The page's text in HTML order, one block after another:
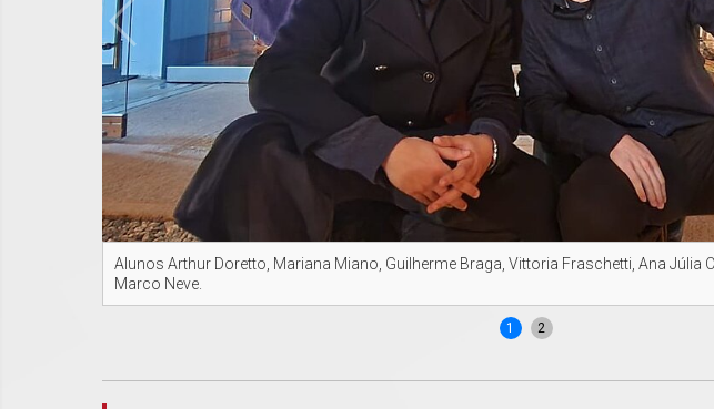
Alunos Arthur Doretto, Mariana Miano, Guilherme Braga, Vittoria Fraschetti, Ana Júlia
Marco Neve.
1 2